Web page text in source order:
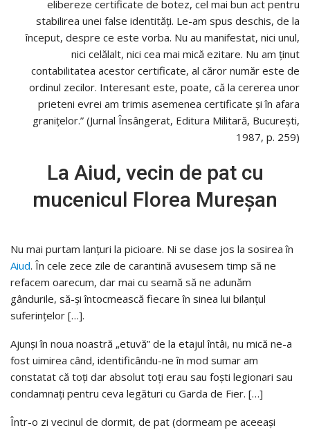
elibereze certificate de botez, cel mai bun act pentru
stabilirea unei false identități. Le-am spus deschis, de la
început, despre ce este vorba. Nu au manifestat, nici unul,
nici celălalt, nici cea mai mică ezitare. Nu am ținut
contabilitatea acestor certificate, al căror număr este de
ordinul zecilor. Interesant este, poate, că la cererea unor
prieteni evrei am trimis asemenea certificate și în afara
granițelor.” (Jurnal Însângerat, Editura Militară, București,
1987, p. 259)
La Aiud, vecin de pat cu
mucenicul Florea Mureșan
Nu mai purtam lanţuri la picioare. Ni se dase jos la sosirea în
Aiud. În cele zece zile de carantină avusesem timp să ne
refacem oarecum, dar mai cu seamă să ne adunăm
gândurile, să-şi întocmească fiecare în sinea lui bilanţul
suferinţelor […].
Ajunși în noua noastră „etuvă” de la etajul întâi, nu mică ne-a
fost uimirea când, identificându-ne în mod sumar am
constatat că toți dar absolut toți erau sau foști legionari sau
condamnați pentru ceva legături cu Garda de Fier. […]
Într-o zi vecinul de dormit, de pat (dormeam pe aceeaşi